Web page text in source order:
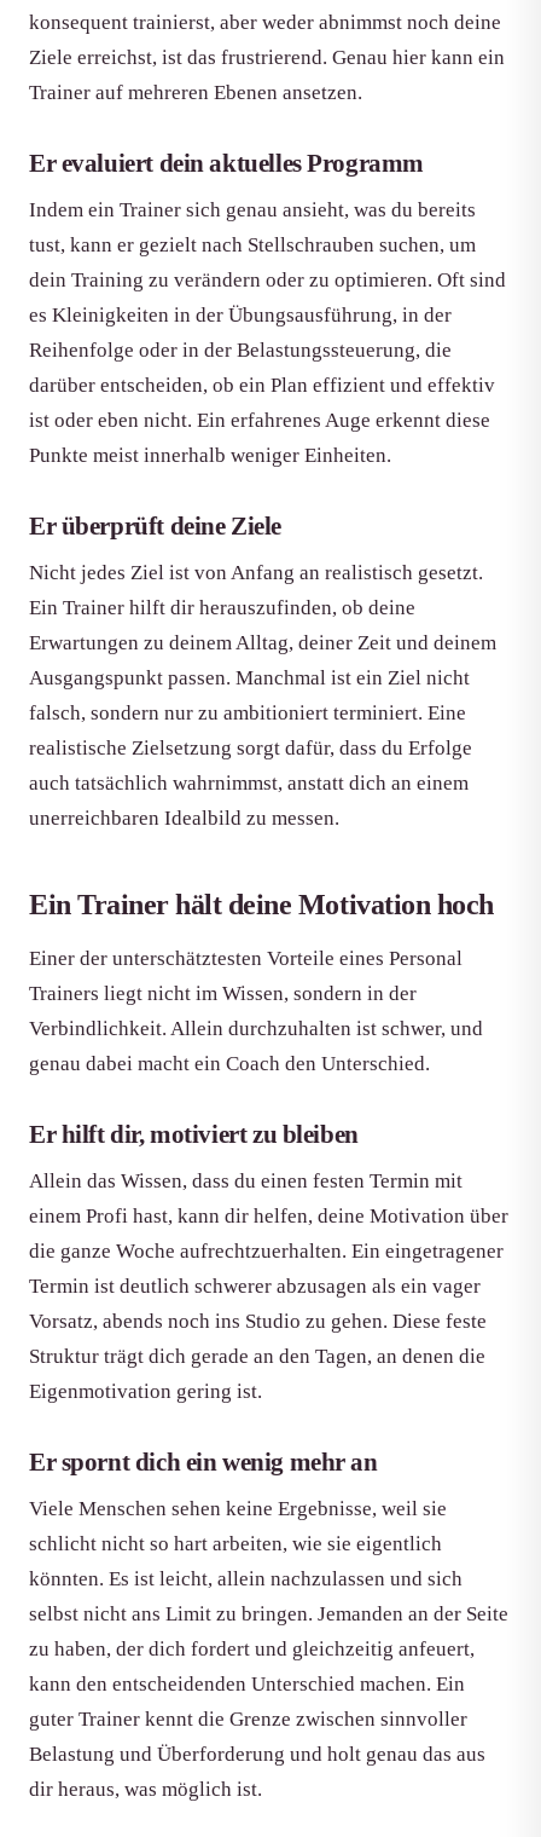
konsequent trainierst, aber weder abnimmst noch deine
Ziele erreichst, ist das frustrierend. Genau hier kann ein
Trainer auf mehreren Ebenen ansetzen.
Er evaluiert dein aktuelles Programm
Indem ein Trainer sich genau ansieht, was du bereits
tust, kann er gezielt nach Stellschrauben suchen, um
dein Training zu verändern oder zu optimieren. Oft sind
es Kleinigkeiten in der Übungsausführung, in der
Reihenfolge oder in der Belastungssteuerung, die
darüber entscheiden, ob ein Plan effizient und effektiv
ist oder eben nicht. Ein erfahrenes Auge erkennt diese
Punkte meist innerhalb weniger Einheiten.
Er überprüft deine Ziele
Nicht jedes Ziel ist von Anfang an realistisch gesetzt.
Ein Trainer hilft dir herauszufinden, ob deine
Erwartungen zu deinem Alltag, deiner Zeit und deinem
Ausgangspunkt passen. Manchmal ist ein Ziel nicht
falsch, sondern nur zu ambitioniert terminiert. Eine
realistische Zielsetzung sorgt dafür, dass du Erfolge
auch tatsächlich wahrnimmst, anstatt dich an einem
unerreichbaren Idealbild zu messen.
Ein Trainer hält deine Motivation hoch
Einer der unterschätztesten Vorteile eines Personal
Trainers liegt nicht im Wissen, sondern in der
Verbindlichkeit. Allein durchzuhalten ist schwer, und
genau dabei macht ein Coach den Unterschied.
Er hilft dir, motiviert zu bleiben
Allein das Wissen, dass du einen festen Termin mit
einem Profi hast, kann dir helfen, deine Motivation über
die ganze Woche aufrechtzuerhalten. Ein eingetragener
Termin ist deutlich schwerer abzusagen als ein vager
Vorsatz, abends noch ins Studio zu gehen. Diese feste
Struktur trägt dich gerade an den Tagen, an denen die
Eigenmotivation gering ist.
Er spornt dich ein wenig mehr an
Viele Menschen sehen keine Ergebnisse, weil sie
schlicht nicht so hart arbeiten, wie sie eigentlich
könnten. Es ist leicht, allein nachzulassen und sich
selbst nicht ans Limit zu bringen. Jemanden an der Seite
zu haben, der dich fordert und gleichzeitig anfeuert,
kann den entscheidenden Unterschied machen. Ein
guter Trainer kennt die Grenze zwischen sinnvoller
Belastung und Überforderung und holt genau das aus
dir heraus, was möglich ist.